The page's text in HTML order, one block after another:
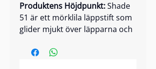
Produktens Höjdpunkt:Shade
51 är ett mörklila läppstift som
glider mjukt över läpparna och
med mjuk lyster. Detta lyxiga